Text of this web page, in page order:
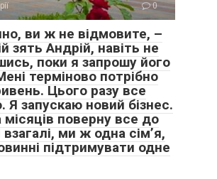
0
ви ж не відмовите, –
зять Андрій, навіть не
поки я запрошу його
терміново потрібно
Цього разу все
Я запускаю новий бізнес.
місяців поверну все до
взагалі, ми ж одна сім’я,
підтримувати одне